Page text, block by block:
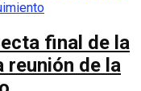
final de la
reunión de la